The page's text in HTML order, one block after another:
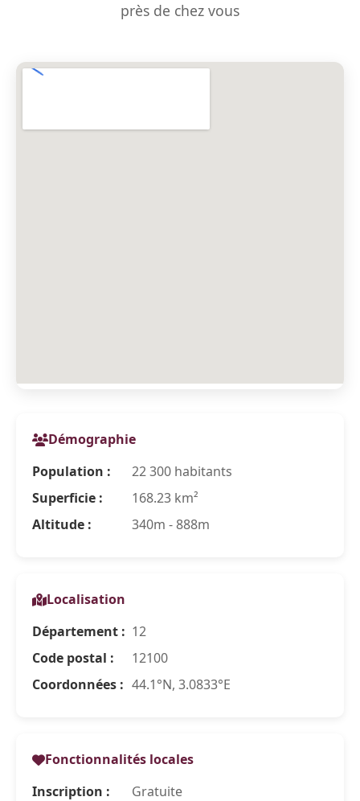
près de chez vous
Démographie
Population :
22 300 habitants
Superficie :
168.23 km²
Altitude :
340m - 888m
Localisation
Département : 12
Code postal :
12100
Coordonnées : 44.1°N, 3.0833°E
Fonctionnalités locales
Inscription :
Gratuite